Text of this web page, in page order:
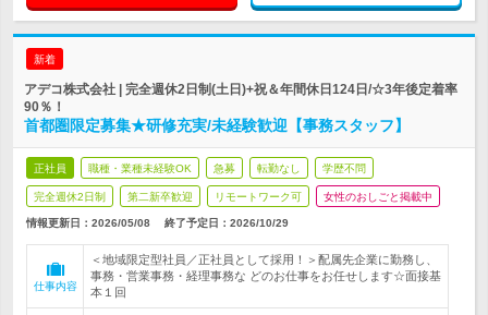
新着
アデコ株式会社 | 完全週休2日制(土日)+祝＆年間休日124日/☆3年後定着率
90％！
首都圏限定募集★研修充実/未経験歓迎【事務スタッフ】
正社員 職種・業種未経験OK 急募 転勤なし 学歴不問
完全週休2日制 第二新卒歓迎 リモートワーク可 女性のおしごと掲載中
情報更新日：2026/05/08 終了予定日： 2026/10/29
仕事内容
＜地域限定型社員／正社員として採用！＞配属先企業に勤務し、
事務・営業事務・経理事務な どのお仕事をお任せします☆面接基
本１回